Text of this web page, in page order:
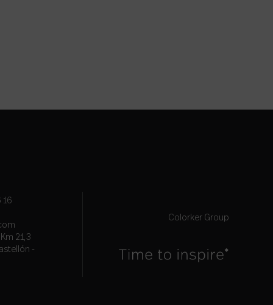
16
21,3
-
Colorker Group